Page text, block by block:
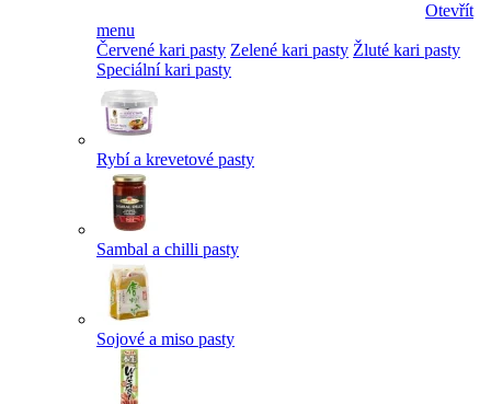
Otevřít
menu
Červené kari pasty Zelené kari pasty Žluté kari pasty
Speciální kari pasty
Rybí a krevetové pasty
Sambal a chilli pasty
Sojové a miso pasty